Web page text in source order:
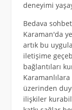
deneyimi
Bedava
Karaman'da
artık bu
iletişime
bağlantıları
üzerinden
ilişkiler